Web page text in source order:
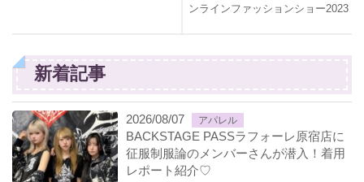
ンラインファッションショー2023
新着記事
2026/08/07 アパレル
BACKSTAGE PASSラフォーレ原宿店に
征服制服論のメンバーさんが潜入！着用
レポート紹介♡